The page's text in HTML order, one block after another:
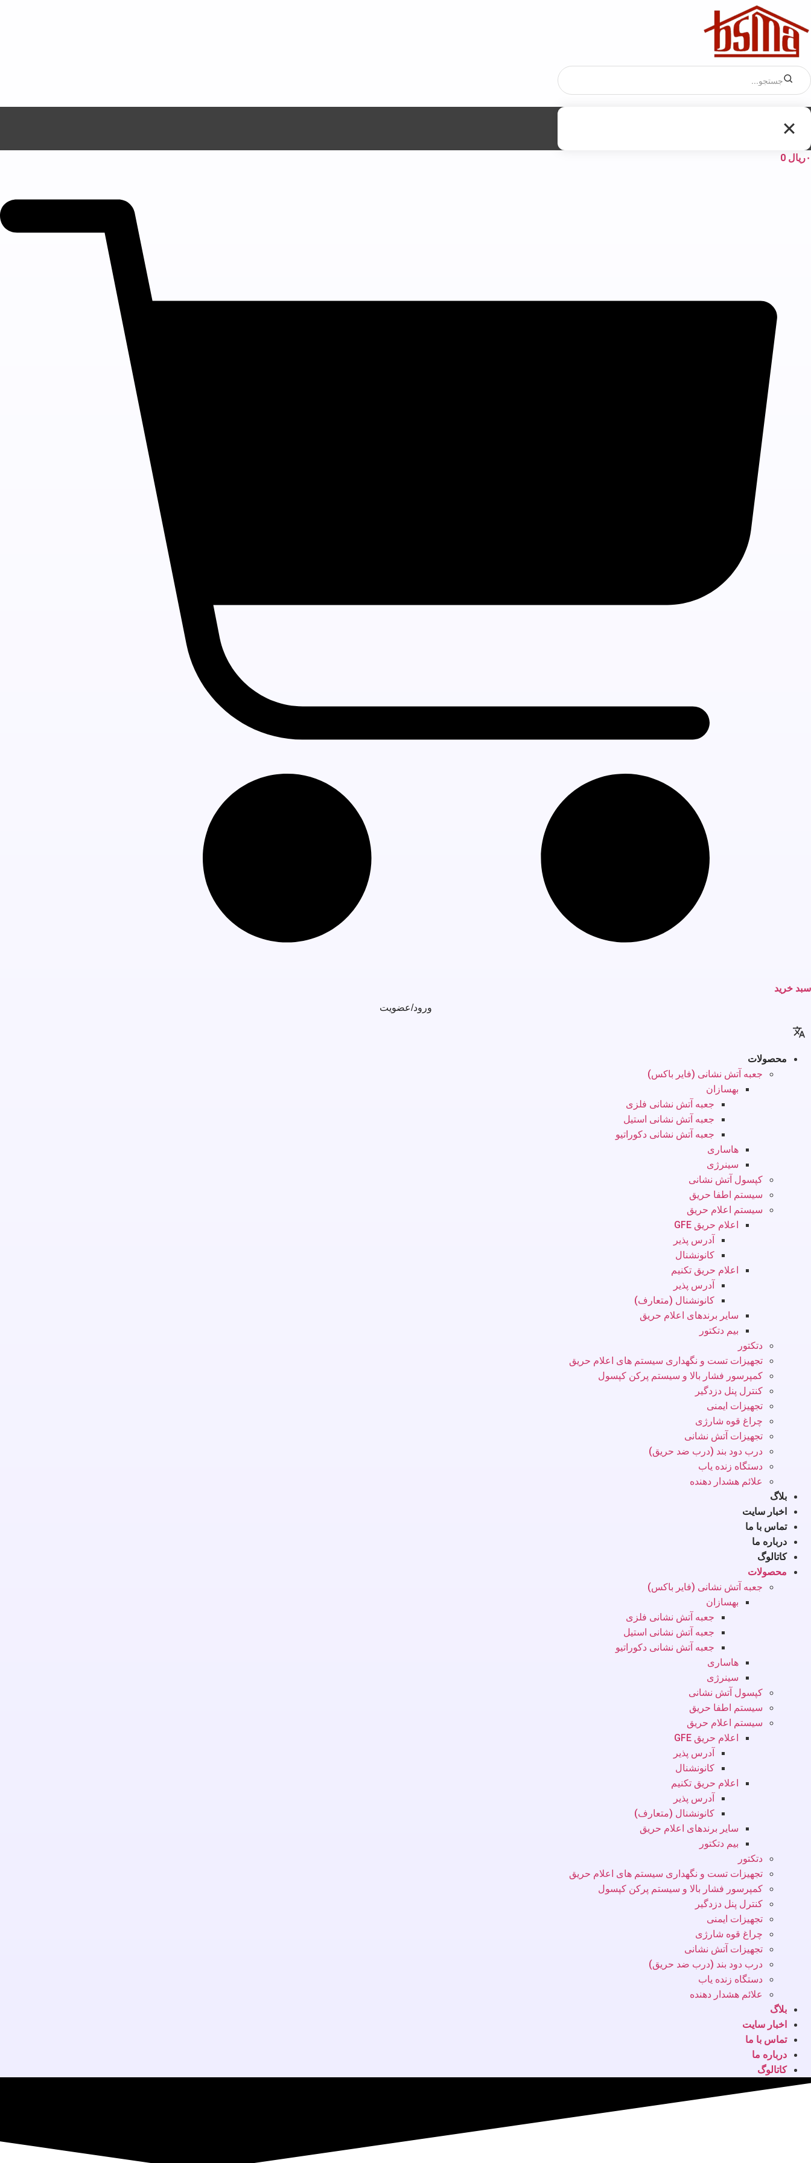
۰ریال 0
سبد خرید
ورود/عضویت
محصولات
جعبه آتش نشانی (فایر باکس)
بهسازان
جعبه آتش نشانی فلزی
جعبه آتش نشانی استیل
جعبه آتش نشانی دکوراتیو
هاساری
سینرژی
کپسول آتش نشانی
سیستم اطفا حریق
سیستم اعلام حریق
اعلام حریق GFE
آدرس پذیر
کانونشنال
اعلام حریق تکنیم
آدرس پذیر
کانونشنال (متعارف)
سایر برندهای اعلام حریق
بیم دتکتور
دتکتور
تجهیزات تست و نگهداری سیستم های اعلام حریق
کمپرسور فشار بالا و سیستم پرکن کپسول
کنترل پنل دزدگیر
تجهیزات ایمنی
چراغ قوه شارژی
تجهیزات آتش نشانی
درب دود بند (درب ضد حریق)
دستگاه زنده یاب
علائم هشدار دهنده
بلاگ
اخبار سایت
تماس با ما
درباره ما
کاتالوگ
محصولات
جعبه آتش نشانی (فایر باکس)
بهسازان
جعبه آتش نشانی فلزی
جعبه آتش نشانی استیل
جعبه آتش نشانی دکوراتیو
هاساری
سینرژی
کپسول آتش نشانی
سیستم اطفا حریق
سیستم اعلام حریق
اعلام حریق GFE
آدرس پذیر
کانونشنال
اعلام حریق تکنیم
آدرس پذیر
کانونشنال (متعارف)
سایر برندهای اعلام حریق
بیم دتکتور
دتکتور
تجهیزات تست و نگهداری سیستم های اعلام حریق
کمپرسور فشار بالا و سیستم پرکن کپسول
کنترل پنل دزدگیر
تجهیزات ایمنی
چراغ قوه شارژی
تجهیزات آتش نشانی
درب دود بند (درب ضد حریق)
دستگاه زنده یاب
علائم هشدار دهنده
بلاگ
اخبار سایت
تماس با ما
درباره ما
کاتالوگ